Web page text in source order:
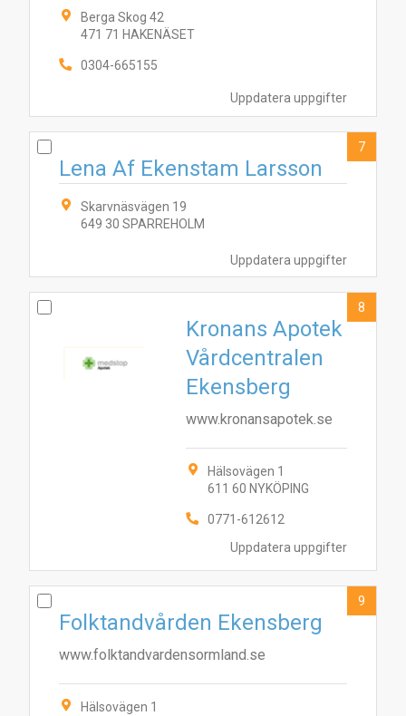
Uppdatera uppgifter
Berga Skog 42
471 71 HAKENÄSET
0304-665155
Uppdatera uppgifter
Lena Af Ekenstam Larsson
Skarvnäsvägen 19
649 30 SPARREHOLM
7
Uppdatera uppgifter
Kronans Apotek
Vårdcentralen
Ekensberg
www.kronansapotek.se
Hälsovägen 1
611 60 NYKÖPING
0771-612612
8
Folktandvården Ekensberg
www.folktandvardensormland.se
Hälsovägen 1
9